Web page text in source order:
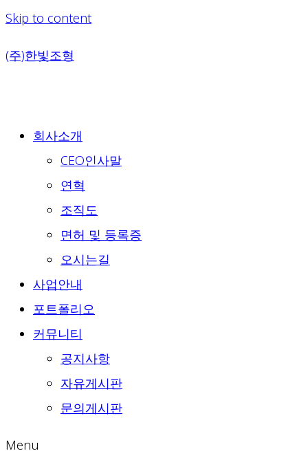
Skip to content
(주)한빛조형
회사소개
CEO인사말
연혁
조직도
면허 및 등록증
오시는길
사업안내
포트폴리오
커뮤니티
공지사항
자유게시판
문의게시판
Menu